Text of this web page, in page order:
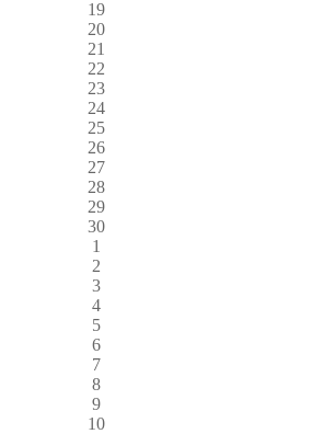
19
20
21
22
23
24
25
26
27
28
29
30
1
2
3
4
5
6
7
8
9
10